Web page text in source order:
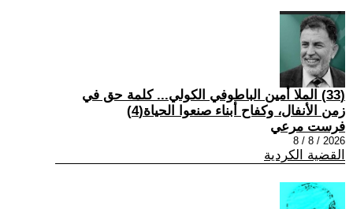
(33) الملا أمين الباطوفي الكولي... كلمة حق في
زمن الأنفال، وكفاح أبناء صنعوا الحياة(4)
فرست مرعي
2026 / 8 / 8
القضية الكردية